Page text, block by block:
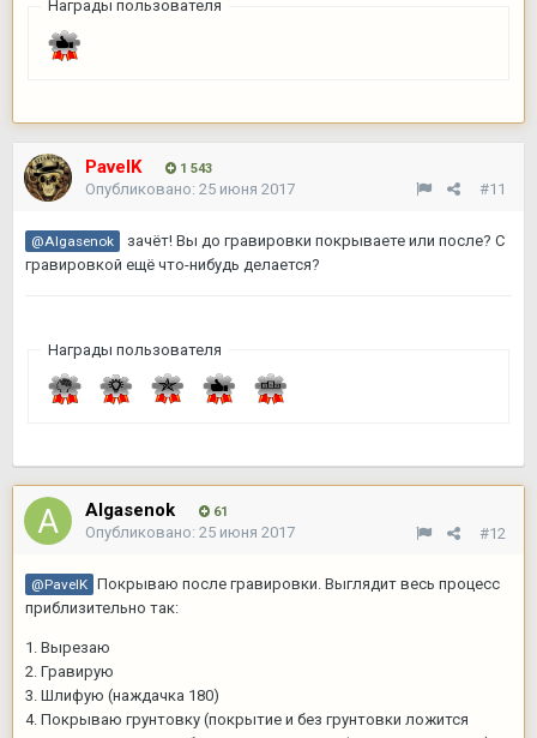
Награды пользователя
PavelK 1 543
#11
Опубликовано: 25 июня 2017
@Algasenok
зачёт! Вы до гравировки покрываете или после? С
гравировкой ещё что-нибудь делается?
Награды пользователя
Algasenok 61
#12
Опубликовано: 25 июня 2017
@PavelK Покрываю после гравировки. Выглядит весь процесс
приблизительно так:
1. Вырезаю
2. Гравирую
3. Шлифую (наждачка 180)
4. Покрываю грунтовку (покрытие и без грунтовки ложится